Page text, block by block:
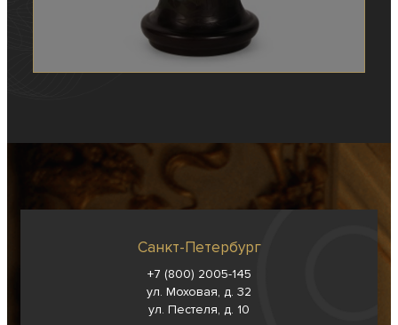
Санкт-Петербург
+7 (800) 2005-145
ул. Моховая, д. 32
ул. Пестеля, д. 10